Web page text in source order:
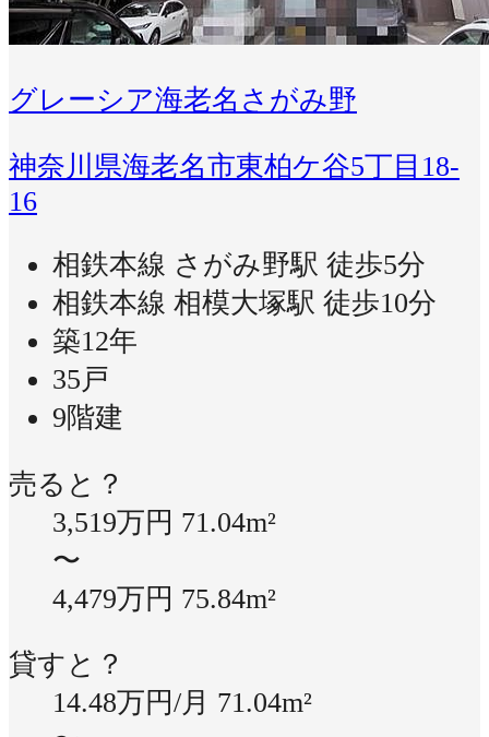
グレーシア海老名さがみ野
神奈川県海老名市東柏ケ谷5丁目18-
16
相鉄本線 さがみ野駅 徒歩5分
相鉄本線 相模大塚駅 徒歩10分
築12年
35戸
9階建
売ると？
3,519万円 71.04m²
〜
4,479万円 75.84m²
貸すと？
14.48万円/月 71.04m²